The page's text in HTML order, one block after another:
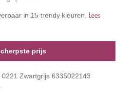
in 15 trendy kleuren. Lees
prijs
Zwartgrijs 6335022143